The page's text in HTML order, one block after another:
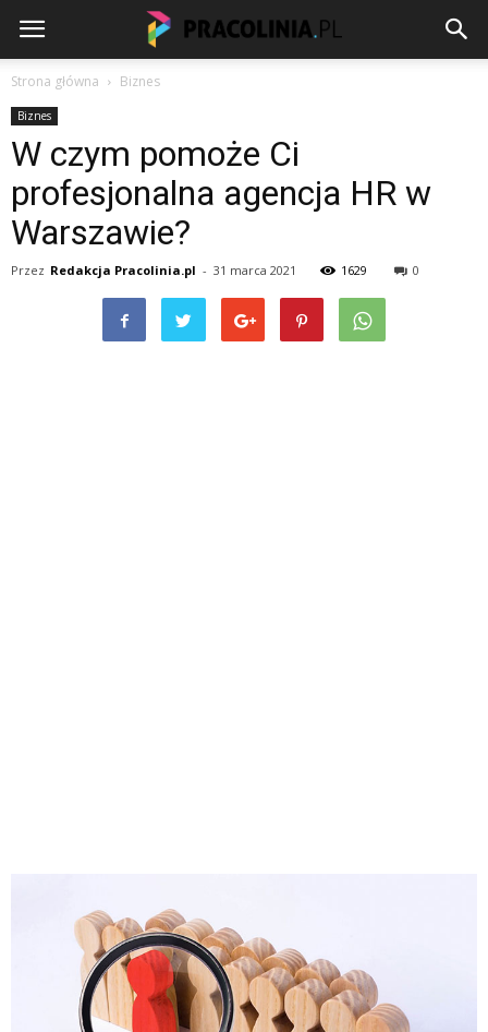
Strona główna Biznes
Biznes
W czym pomoże Ci
profesjonalna agencja HR w
Warszawie?
Przez Redakcja Pracolinia.pl - 31 marca 2021 1629 0